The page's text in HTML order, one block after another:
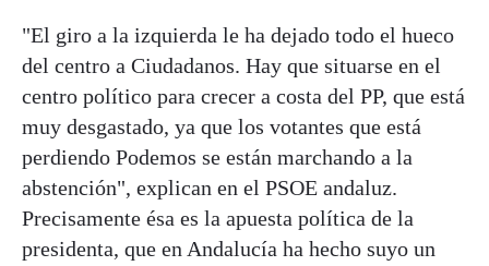
"El giro a la izquierda le ha dejado todo el hueco
del centro a Ciudadanos. Hay que situarse en el
centro político para crecer a costa del PP, que está
muy desgastado, ya que los votantes que está
perdiendo Podemos se están marchando a la
abstención", explican en el PSOE andaluz.
Precisamente ésa es la apuesta política de la
presidenta, que en Andalucía ha hecho suyo un